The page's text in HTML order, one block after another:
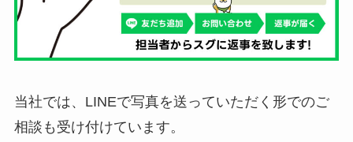
当社では、LINEで写真を送っていただく形でのご
相談も受け付けています。